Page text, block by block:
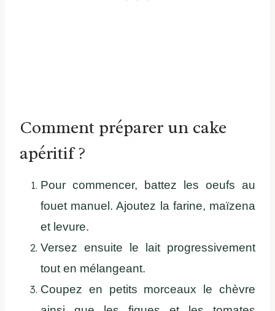
Comment préparer un cake
apéritif ?
Pour commencer, battez les oeufs au
fouet manuel. Ajoutez la farine, maïzena
et levure.
Versez ensuite le lait progressivement
tout en mélangeant.
Coupez en petits morceaux le chèvre